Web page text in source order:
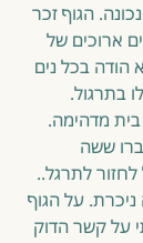
הגוף זכר
ארוכים של
הודה בכל נים
בתרגול.
מדהימה.
ששה
לתרגל..
על הגוף
על קשר הדוק